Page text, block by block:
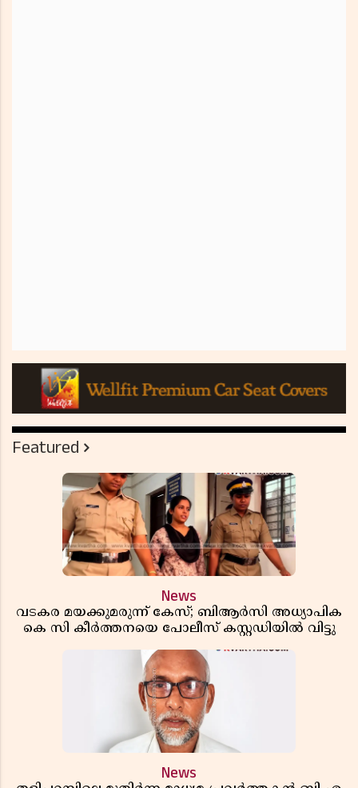
Featured
News
വടകര മയക്കുമരുന്ന് കേസ്; ബിആർസി അധ്യാപിക
കെ സി കീർത്തനയെ പോലീസ് കസ്റ്റഡിയിൽ വിട്ടു
News